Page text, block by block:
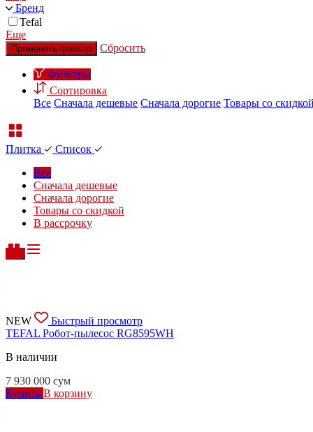
Бренд
Tefal
Еще
Применить фильтр Сбросить
Фильтры
Сортировка
Все Сначала дешевые Сначала дорогие Товары со скидкой
Плитка
Список
Все
Сначала дешевые
Сначала дорогие
Товары со скидкой
В рассрочку
NEW
Быстрый просмотр
TEFAL Робот-пылесос RG8595WH
В наличии
7 930 000 сум
Купить В корзину